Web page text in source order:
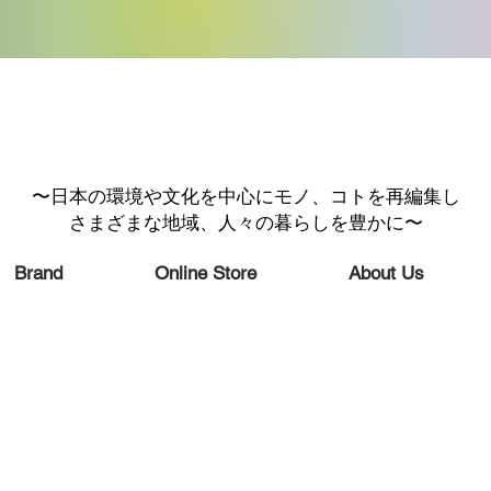
〜日本の環境や文化を中心にモノ、コトを再編集し
さまざまな地域、人々の暮らしを豊かに〜
Brand Online Store About Us